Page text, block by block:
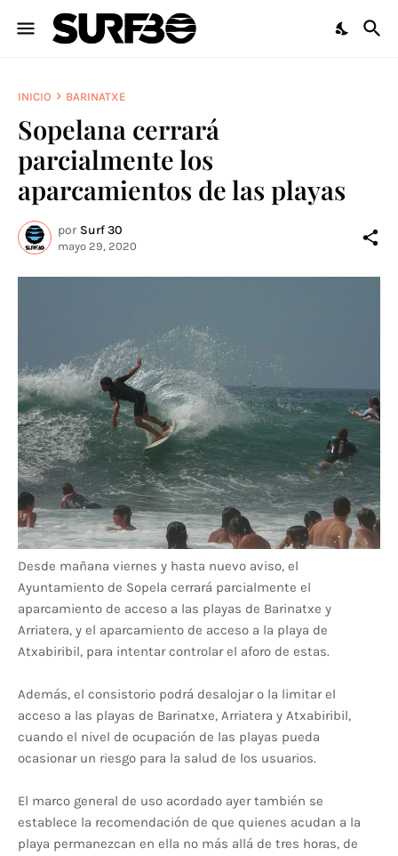
INICIO BARINATXE
Sopelana cerrará
parcialmente los
aparcamientos de las playas
por Surf 30
mayo 29, 2020
Desde mañana viernes y hasta nuevo aviso, el
Ayuntamiento de Sopela cerrará parcialmente el
aparcamiento de acceso a las playas de Barinatxe y
Arriatera, y el aparcamiento de acceso a la playa de
Atxabiribil, para intentar controlar el aforo de estas.
Además, el consistorio podrá desalojar o la limitar el
acceso a las playas de Barinatxe, Arriatera y Atxabiribil,
cuando el nivel de ocupación de las playas pueda
ocasionar un riesgo para la salud de los usuarios.
El marco general de uso acordado ayer también se
establece la recomendación de que quienes acudan a la
playa permanezcan en ella no más allá de tres horas, de